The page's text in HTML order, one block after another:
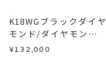
K18WGブラックダイヤ
モンド/ダイヤモンドピ
アス
¥132,000